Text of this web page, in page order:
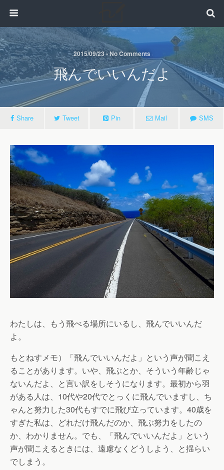
2015/09/23 • No Comments
飛んでいいんだよ
Share Tweet Pin Mail SMS
わたしは、もう飛べる場所にいるし、飛んでいいんだ
よ。
もとねすメモ）「飛んでいいんだよ」という声が聞こえ
ることがあります。いや、飛ぶとか、そういう年齢じゃ
ないんだよ、と言い訳をしそうになります。最初から羽
がある人は、10代や20代でとっくに飛んでいますし、ち
ゃんと努力した30代もすでに飛び立っています。40歳を
すぎた私は、どれだけ飛んだのか、飛ぶ努力をしたの
か、わかりません。でも、「飛んでいいんだよ」という
声が聞こえるときには、遠慮なくどうしよう、と揺らい
でしまう。